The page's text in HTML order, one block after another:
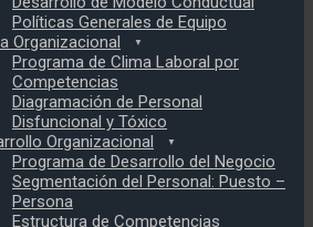
Políticas Generales de Equipo
Organizacional
Programa de Clima Laboral por
Competencias
Diagramación de Personal
Disfuncional y Tóxico
Organizacional
Programa de Desarrollo del Negocio
Segmentación del Personal: Puesto –
Persona
Estructura de Competencias